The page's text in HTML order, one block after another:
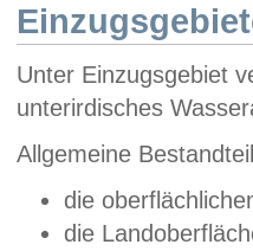
Unter Einzugsgebiet
unterirdisches
Allgemeine
die
die